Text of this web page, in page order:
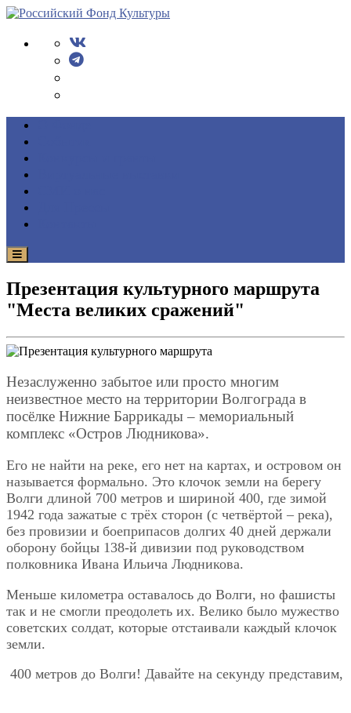
Презентация культурного маршрута
"Места великих сражений"
Незаслуженно забытое или просто многим
неизвестное место на территории Волгограда в
посёлке Нижние Баррикады – мемориальный
комплекс «Остров Людникова».
Его не найти на реке, его нет на картах, и островом он
называется формально. Это клочок земли на берегу
Волги длиной 700 метров и шириной 400, где зимой
1942 года зажатые с трёх сторон (с четвёртой – река),
без провизии и боеприпасов долгих 40 дней держали
оборону бойцы 138-й дивизии под руководством
полковника Ивана Ильича Людникова.
Меньше километра оставалось до Волги, но фашисты
так и не смогли преодолеть их. Велико было мужество
советских солдат, которые отстаивали каждый клочок
земли.
400 метров до Волги! Давайте на секунду представим,